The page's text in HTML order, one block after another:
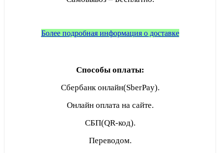
Более подробная информация о доставке
Способы оплаты:
Сбербанк онлайн(SberPay).
Онлайн оплата на сайте.
СБП(QR-код).
Переводом.